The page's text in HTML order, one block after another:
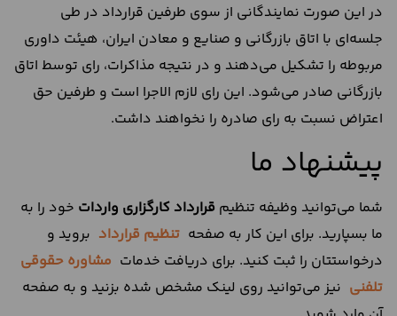
در این صورت نمایندگانی از سوی طرفین قرارداد در طی
جلسه‌ای با اتاق بازرگانی و صنایع و معادن ایران، هیئت داوری
مربوطه را تشکیل می‌دهند و در نتیجه مذاکرات، رای توسط اتاق
بازرگانی صادر می‌شود. این رای لازم الاجرا است و طرفین حق
اعتراض نسبت به رای صادره را نخواهند داشت.
پیشنهاد ما
شما می‌توانید وظیفه تنظیم قرارداد کارگزاری واردات خود را به
ما بسپارید. برای این کار به صفحه تنظیم قرارداد بروید و
درخواستتان را ثبت کنید. برای دریافت خدمات مشاوره حقوقی
تلفنی نیز می‌توانید روی لینک مشخص شده بزنید و به صفحه